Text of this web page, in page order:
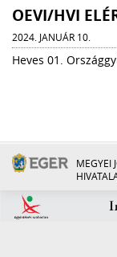
OEVI/HVI
2024. JANUÁR 10.
Heves 01.
MEGYEI